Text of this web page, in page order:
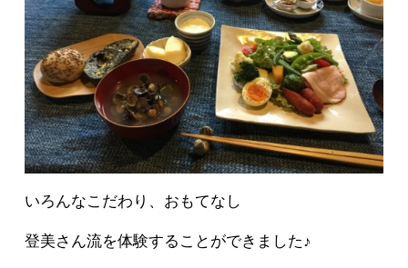
いろんなこだわり、おもてなし
登美さん流を体験することができました♪